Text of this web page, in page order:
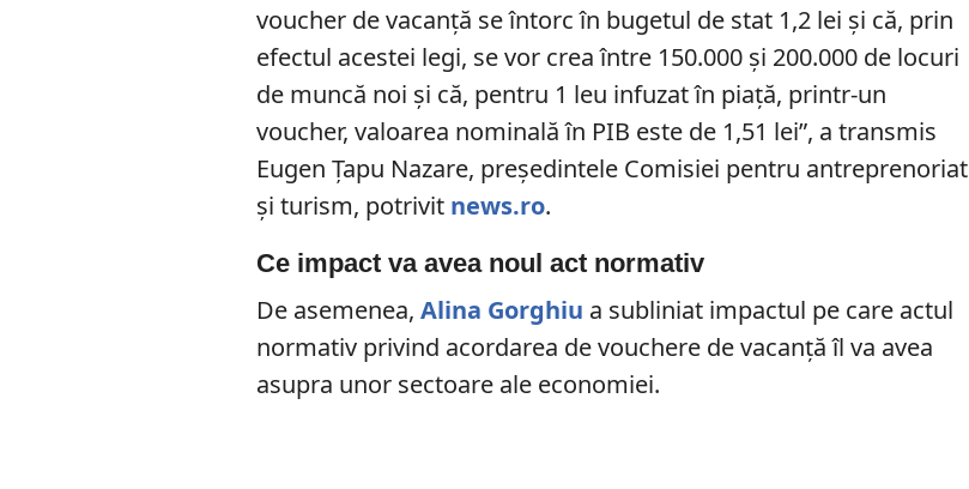
voucher de vacanţă se întorc în bugetul de stat 1,2 lei şi că, prin
efectul acestei legi, se vor crea între 150.000 şi 200.000 de locuri
de muncă noi şi că, pentru 1 leu infuzat în piaţă, printr-un
voucher, valoarea nominală în PIB este de 1,51 lei”, a transmis
Eugen Ţapu Nazare, preşedintele Comisiei pentru antreprenoriat
şi turism, potrivit news.ro.
Ce impact va avea noul act normativ
De asemenea,Alina Gorghiu a subliniat impactul pe care actul
normativ privind acordarea de vouchere de vacanță îl va avea
asupra unor sectoare ale economiei.